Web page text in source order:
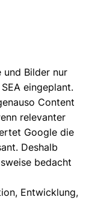
und Bilder nur
eingeplant.
Content
relevanter
Google die
Deshalb
bedacht
Entwicklung,